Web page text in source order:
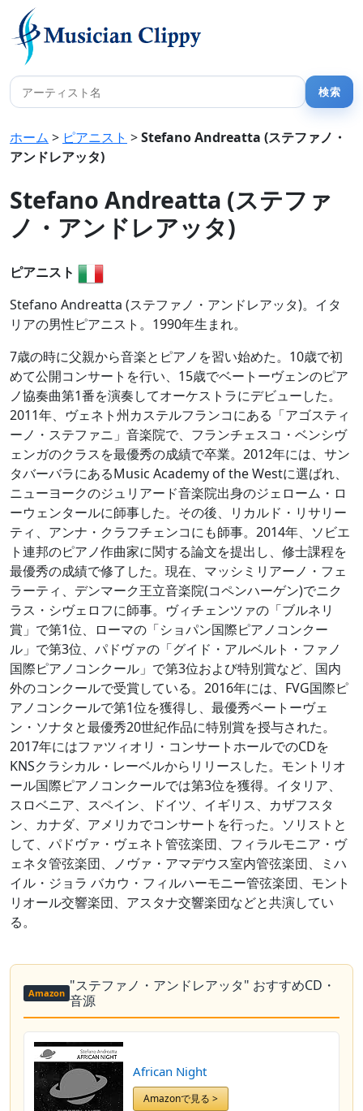
ホーム > ピアニスト >Stefano Andreatta (ステファノ・
アンドレアッタ)
Stefano Andreatta (ステファ
ノ・アンドレアッタ)
ピアニスト
Stefano Andreatta (ステファノ・アンドレアッタ)。イタ
リアの男性ピアニスト。1990年生まれ。
7歳の時に父親から音楽とピアノを習い始めた。10歳で初
めて公開コンサートを行い、15歳でベートーヴェンのピア
ノ協奏曲第1番を演奏してオーケストラにデビューした。
2011年、ヴェネト州カステルフランコにある「アゴスティ
ーノ・ステファニ」音楽院で、フランチェスコ・ベンシヴ
ェンガのクラスを最優秀の成績で卒業。2012年には、サン
タバーバラにあるMusic Academy of the Westに選ばれ、
ニューヨークのジュリアード音楽院出身のジェローム・ロ
ーウェンタールに師事した。その後、リカルド・リサリー
ティ、アンナ・クラフチェンコにも師事。2014年、ソビエ
ト連邦のピアノ作曲家に関する論文を提出し、修士課程を
最優秀の成績で修了した。現在、マッシミリアーノ・フェ
ラーティ、デンマーク王立音楽院(コペンハーゲン)でニク
ラス・シヴェロフに師事。ヴィチェンツァの「ブルネリ
賞」で第1位、ローマの「ショパン国際ピアノコンクー
ル」で第3位、パドヴァの「グイド・アルベルト・ファノ
国際ピアノコンクール」で第3位および特別賞など、国内
外のコンクールで受賞している。2016年には、FVG国際ピ
アノコンクールで第1位を獲得し、最優秀ベートーヴェ
ン・ソナタと最優秀20世紀作品に特別賞を授与された。
2017年にはファツィオリ・コンサートホールでのCDを
KNSクラシカル・レーベルからリリースした。モントリオ
ール国際ピアノコンクールでは第3位を獲得。イタリア、
スロベニア、スペイン、ドイツ、イギリス、カザフスタ
ン、カナダ、アメリカでコンサートを行った。ソリストと
して、パドヴァ・ヴェネト管弦楽団、フィラルモニア・ヴ
ェネタ管弦楽団、ノヴァ・アマデウス室内管弦楽団、ミハ
イル・ジョラ バカウ・フィルハーモニー管弦楽団、モント
リオール交響楽団、アスタナ交響楽団などと共演してい
る。
Amazon "ステファノ・アンドレアッタ" おすすめCD・
音源
African Night
Amazonで見る >